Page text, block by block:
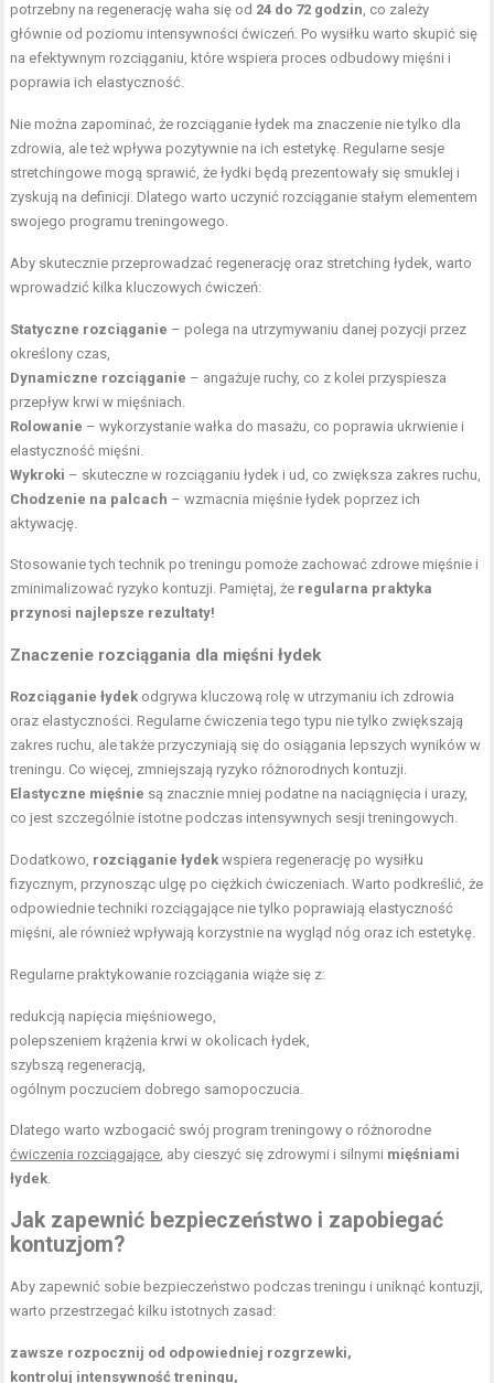
potrzebny na regenerację waha się od 24 do 72 godzin, co zależy
głównie od poziomu intensywności ćwiczeń. Po wysiłku warto skupić się
na efektywnym rozciąganiu, które wspiera proces odbudowy mięśni i
poprawia ich elastyczność.
Nie można zapominać, że rozciąganie łydek ma znaczenie nie tylko dla
zdrowia, ale też wpływa pozytywnie na ich estetykę. Regularne sesje
stretchingowe mogą sprawić, że łydki będą prezentowały się smuklej i
zyskują na definicji. Dlatego warto uczynić rozciąganie stałym elementem
swojego programu treningowego.
Aby skutecznie przeprowadzać regenerację oraz stretching łydek, warto
wprowadzić kilka kluczowych ćwiczeń:
Statyczne rozciąganie – polega na utrzymywaniu danej pozycji przez
określony czas,
Dynamiczne rozciąganie – angażuje ruchy, co z kolei przyspiesza
przepływ krwi w mięśniach.
Rolowanie – wykorzystanie wałka do masażu, co poprawia ukrwienie i
elastyczność mięśni.
Wykroki – skuteczne w rozciąganiu łydek i ud, co zwiększa zakres ruchu,
Chodzenie na palcach – wzmacnia mięśnie łydek poprzez ich
aktywację.
Stosowanie tych technik po treningu pomoże zachować zdrowe mięśnie i
zminimalizować ryzyko kontuzji. Pamiętaj, że regularna praktyka
przynosi najlepsze rezultaty!
Znaczenie rozciągania dla mięśni łydek
Rozciąganie łydek odgrywa kluczową rolę w utrzymaniu ich zdrowia
oraz elastyczności. Regularne ćwiczenia tego typu nie tylko zwiększają
zakres ruchu, ale także przyczyniają się do osiągania lepszych wyników w
treningu. Co więcej, zmniejszają ryzyko różnorodnych kontuzji.
Elastyczne mięśnie są znacznie mniej podatne na naciągnięcia i urazy,
co jest szczególnie istotne podczas intensywnych sesji treningowych.
Dodatkowo, rozciąganie łydek wspiera regenerację po wysiłku
fizycznym, przynosząc ulgę po ciężkich ćwiczeniach. Warto podkreślić, że
odpowiednie techniki rozciągające nie tylko poprawiają elastyczność
mięśni, ale również wpływają korzystnie na wygląd nóg oraz ich estetykę.
Regularne praktykowanie rozciągania wiąże się z:
redukcją napięcia mięśniowego,
polepszeniem krążenia krwi w okolicach łydek,
szybszą regeneracją,
ogólnym poczuciem dobrego samopoczucia.
Dlatego warto wzbogacić swój program treningowy o różnorodne
ćwiczenia rozciągające, aby cieszyć się zdrowymi i silnymi mięśniami
łydek.
Jak zapewnić bezpieczeństwo i zapobiegać
kontuzjom?
Aby zapewnić sobie bezpieczeństwo podczas treningu i uniknąć kontuzji,
warto przestrzegać kilku istotnych zasad:
zawsze rozpocznij od odpowiedniej rozgrzewki,
kontroluj intensywność treningu,